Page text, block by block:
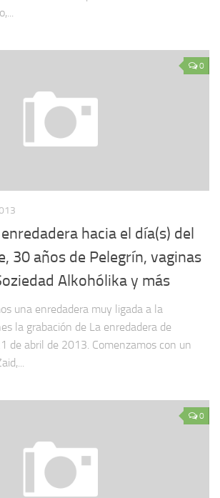
0
hacia el día(s) del
30 años de Pelegrín, vaginas
Alkohólika y más
una enredadera muy ligada a la
la grabación de La enredadera de
de abril de 2013. Comenzamos con un
0